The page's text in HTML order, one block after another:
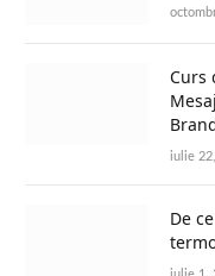
Curs
iulie
De